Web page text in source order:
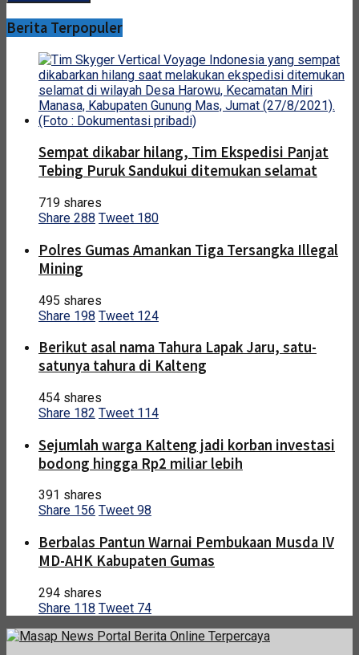
Berita Terpopuler
Sempat dikabar hilang, Tim Ekspedisi Panjat
Tebing Puruk Sandukui ditemukan selamat
719 shares
Share 288 Tweet 180
Polres Gumas Amankan Tiga Tersangka Illegal
Mining
495 shares
Share 198 Tweet 124
Berikut asal nama Tahura Lapak Jaru, satu-
satunya tahura di Kalteng
454 shares
Share 182 Tweet 114
Sejumlah warga Kalteng jadi korban investasi
bodong hingga Rp2 miliar lebih
391 shares
Share 156 Tweet 98
Berbalas Pantun Warnai Pembukaan Musda IV
MD-AHK Kabupaten Gumas
294 shares
Share 118 Tweet 74